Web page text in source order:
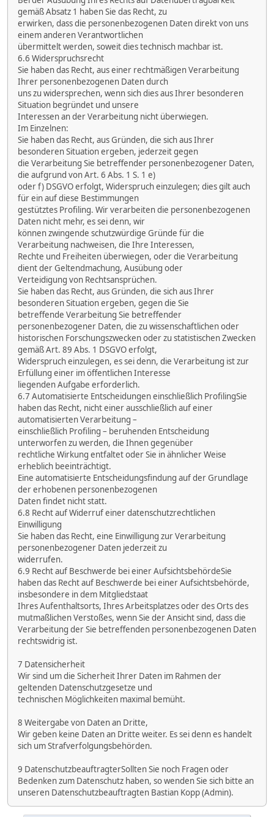
gemäß Absatz 1 haben Sie das Recht, zu
erwirken, dass die personenbezogenen Daten direkt von uns
einem anderen Verantwortlichen
übermittelt werden, soweit dies technisch machbar ist.
6.6 Widerspruchsrecht
Sie haben das Recht, aus einer rechtmäßigen Verarbeitung
Ihrer personenbezogenen Daten durch
uns zu widersprechen, wenn sich dies aus Ihrer besonderen
Situation begründet und unsere
Interessen an der Verarbeitung nicht überwiegen.
Im Einzelnen:
Sie haben das Recht, aus Gründen, die sich aus Ihrer
besonderen Situation ergeben, jederzeit gegen
die Verarbeitung Sie betreffender personenbezogener Daten,
die aufgrund von Art. 6 Abs. 1 S. 1 e)
oder f) DSGVO erfolgt, Widerspruch einzulegen; dies gilt auch
für ein auf diese Bestimmungen
gestütztes Profiling. Wir verarbeiten die personenbezogenen
Daten nicht mehr, es sei denn, wir
können zwingende schutzwürdige Gründe für die
Verarbeitung nachweisen, die Ihre Interessen,
Rechte und Freiheiten überwiegen, oder die Verarbeitung
dient der Geltendmachung, Ausübung oder
Verteidigung von Rechtsansprüchen.
Sie haben das Recht, aus Gründen, die sich aus Ihrer
besonderen Situation ergeben, gegen die Sie
betreffende Verarbeitung Sie betreffender
personenbezogener Daten, die zu wissenschaftlichen oder
historischen Forschungszwecken oder zu statistischen Zwecken
gemäß Art. 89 Abs. 1 DSGVO erfolgt,
Widerspruch einzulegen, es sei denn, die Verarbeitung ist zur
Erfüllung einer im öffentlichen Interesse
liegenden Aufgabe erforderlich.
6.7 Automatisierte Entscheidungen einschließlich ProfilingSie
haben das Recht, nicht einer ausschließlich auf einer
automatisierten Verarbeitung –
einschließlich Profiling – beruhenden Entscheidung
unterworfen zu werden, die Ihnen gegenüber
rechtliche Wirkung entfaltet oder Sie in ähnlicher Weise
erheblich beeinträchtigt.
Eine automatisierte Entscheidungsfindung auf der Grundlage
der erhobenen personenbezogenen
Daten findet nicht statt.
6.8 Recht auf Widerruf einer datenschutzrechtlichen
Einwilligung
Sie haben das Recht, eine Einwilligung zur Verarbeitung
personenbezogener Daten jederzeit zu
widerrufen.
6.9 Recht auf Beschwerde bei einer AufsichtsbehördeSie
haben das Recht auf Beschwerde bei einer Aufsichtsbehörde,
insbesondere in dem Mitgliedstaat
Ihres Aufenthaltsorts, Ihres Arbeitsplatzes oder des Orts des
mutmaßlichen Verstoßes, wenn Sie der Ansicht sind, dass die
Verarbeitung der Sie betreffenden personenbezogenen Daten
rechtswidrig ist.
7 Datensicherheit
Wir sind um die Sicherheit Ihrer Daten im Rahmen der
geltenden Datenschutzgesetze und
technischen Möglichkeiten maximal bemüht.
8 Weitergabe von Daten an Dritte,
Wir geben keine Daten an Dritte weiter. Es sei denn es handelt
sich um Strafverfolgungsbehörden.
9 DatenschutzbeauftragterSollten Sie noch Fragen oder
Bedenken zum Datenschutz haben, so wenden Sie sich bitte an
unseren Datenschutzbeauftragten Bastian Kopp (Admin).